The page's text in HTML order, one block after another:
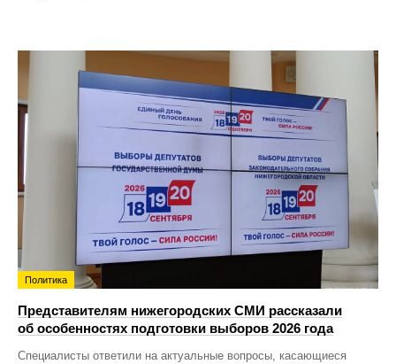
Политика
Представителям нижегородских СМИ рассказали
об особенностях подготовки выборов 2026 года
Специалисты ответили на актуальные вопросы, касающиеся